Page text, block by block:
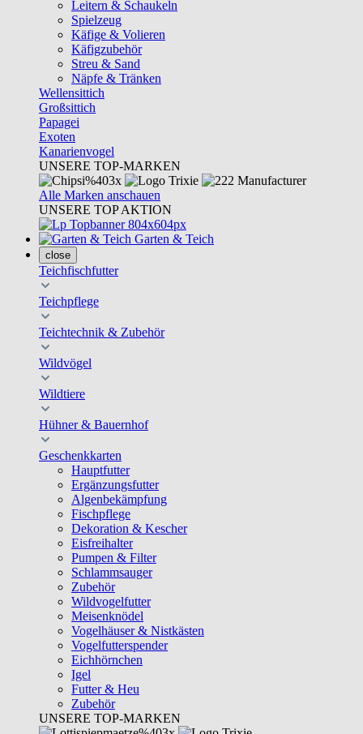
Leitern & Schaukeln
Spielzeug
Käfige & Volieren
Käfigzubehör
Streu & Sand
Näpfe & Tränken
Wellensittich
Großsittich
Papagei
Exoten
Kanarienvogel
UNSERE TOP-MARKEN
Alle Marken anschauen
UNSERE TOP AKTION
Garten & Teich
close
Teichfischfutter
Teichpflege
Teichtechnik & Zubehör
Wildvögel
Wildtiere
Hühner & Bauernhof
Geschenkkarten
Hauptfutter
Ergänzungsfutter
Algenbekämpfung
Fischpflege
Dekoration & Kescher
Eisfreihalter
Pumpen & Filter
Schlammsauger
Zubehör
Wildvogelfutter
Meisenknödel
Vogelhäuser & Nistkästen
Vogelfutterspender
Eichhörnchen
Igel
Futter & Heu
Zubehör
UNSERE TOP-MARKEN